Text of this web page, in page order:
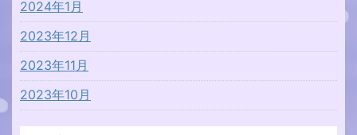
2024年1月
2023年12月
2023年11月
2023年10月